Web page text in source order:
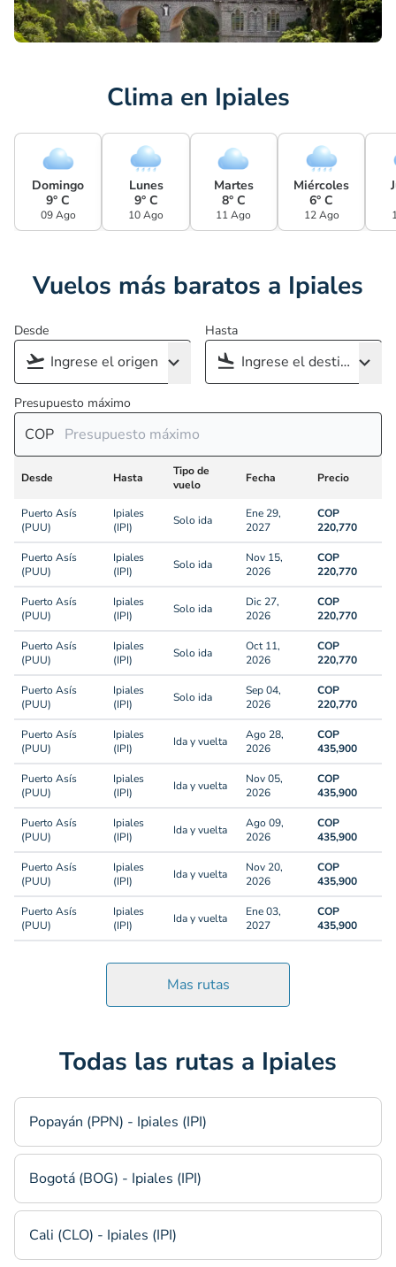
Clima en Ipiales
Domingo
9° C
09 Ago
Lunes
9° C
10 Ago
Martes
8° C
11 Ago
Miércoles
6° C
12 Ago
Vuelos más baratos a Ipiales
Desde Hasta
Presupuesto máximo
COP
Desde Hasta
Tipo de
vuelo
Fecha Precio
Puerto Asís
(PUU)
Ipiales
(IPI)
Solo ida
Ene 29,
2027
COP
220,770
Puerto Asís
(PUU)
Ipiales
(IPI)
Solo ida
Nov 15,
2026
COP
220,770
Puerto Asís
(PUU)
Ipiales
(IPI)
Solo ida
Dic 27,
2026
COP
220,770
Puerto Asís
(PUU)
Ipiales
(IPI)
Solo ida
Oct 11,
2026
COP
220,770
Puerto Asís
(PUU)
Ipiales
(IPI)
Solo ida
Sep 04,
2026
COP
220,770
Puerto Asís
(PUU)
Ipiales
(IPI)
Ida y vuelta
Ago 28,
2026
COP
435,900
Puerto Asís
(PUU)
Ipiales
(IPI)
Ida y vuelta
Nov 05,
2026
COP
435,900
Puerto Asís
(PUU)
Ipiales
(IPI)
Ida y vuelta
Ago 09,
2026
COP
435,900
Puerto Asís
(PUU)
Ipiales
(IPI)
Ida y vuelta
Nov 20,
2026
COP
435,900
Puerto Asís
(PUU)
Ipiales
(IPI)
Ida y vuelta
Ene 03,
2027
COP
435,900
Mas rutas
Todas las rutas a Ipiales
Popayán (PPN) - Ipiales (IPI)
Bogotá (BOG) - Ipiales (IPI)
Cali (CLO) - Ipiales (IPI)